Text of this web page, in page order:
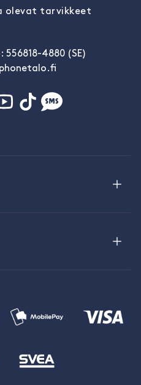
olevat tarvikkeet
556818-4880 (SE)